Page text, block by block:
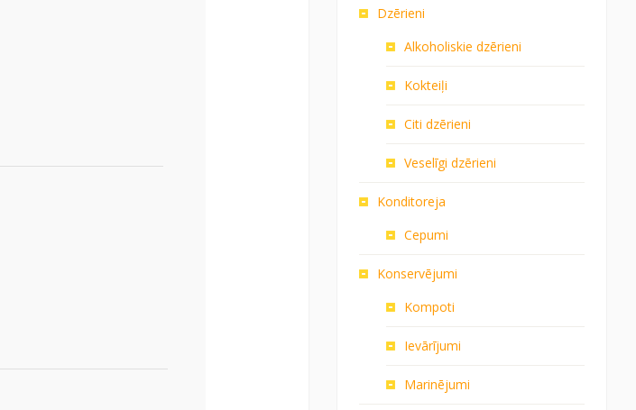
Dzērieni
Alkoholiskie dzērieni
Kokteiļi
Citi dzērieni
Veselīgi dzērieni
Konditoreja
Cepumi
Konservējumi
Kompoti
Ievārījumi
Marinējumi